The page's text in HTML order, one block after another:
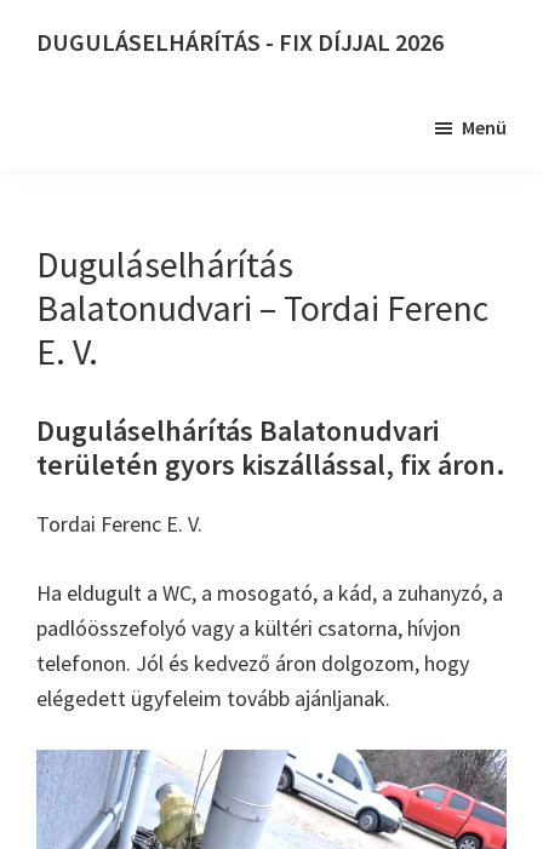
DUGULÁSELHÁRÍTÁS - FIX DÍJJAL 2026
Menü
Duguláselhárítás
Balatonudvari – Tordai Ferenc
E. V.
Duguláselhárítás Balatonudvari
területén gyors kiszállással, fix áron.
Tordai Ferenc E. V.
Ha eldugult a WC, a mosogató, a kád, a zuhanyzó, a
padlóösszefolyó vagy a kültéri csatorna, hívjon
telefonon. Jól és kedvező áron dolgozom, hogy
elégedett ügyfeleim tovább ajánljanak.